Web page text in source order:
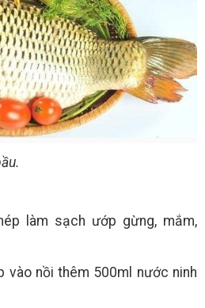
làm sạch ướp gừng, mắm,
vào nồi thêm 500ml nước ninh